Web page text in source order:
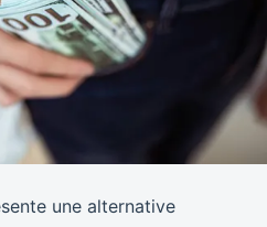
une alternative